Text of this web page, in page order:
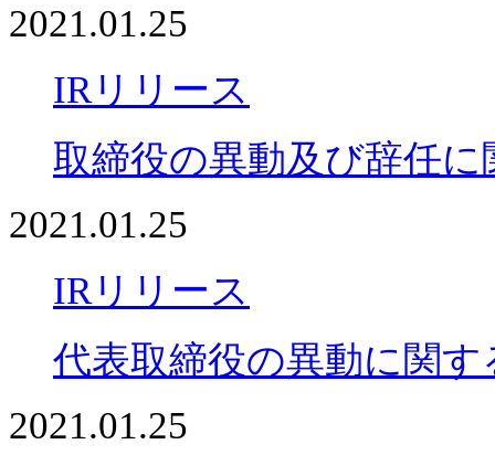
2021.01.25
IRリリース
取締役の異動及び辞任
2021.01.25
IRリリース
代表取締役の異動に関
2021.01.25